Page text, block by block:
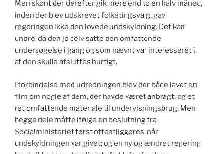
Men skønt der derefter gik mere end to en halv måned,
inden der blev udskrevet folketingsvalg, gav
regeringen ikke den lovede undskyldning. Det kan
undre, da den jo selv satte den omfattende
undersøgelse i gang og som nævnt var interesseret i,
at den skulle afsluttes hurtigt.
I forbindelse med udredningen blev der både lavet en
film om nogle af dem, der havde været anbragt, og et
ret omfattende materiale til undervisningsbrug. Men
begge dele måtte ifølge en beslutning fra
Socialministeriet først offentliggøres, når
undskyldningen var givet; og en ny og ændret regering